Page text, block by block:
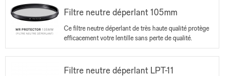
Filtre neutre déperlant 105mm
Ce filtre neutre déperlant de très haute qualité protège
efficacement votre lentille sans perte de qualité.
Filtre neutre déperlant LPT-11